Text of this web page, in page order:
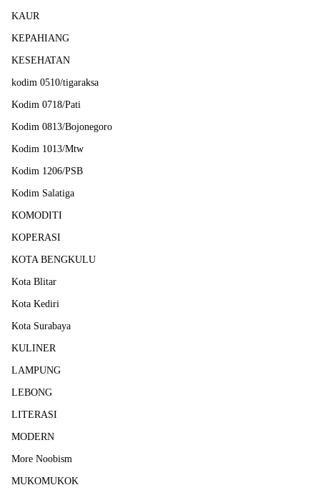
KAUR
KEPAHIANG
KESEHATAN
kodim 0510/tigaraksa
Kodim 0718/Pati
Kodim 0813/Bojonegoro
Kodim 1013/Mtw
Kodim 1206/PSB
Kodim Salatiga
KOMODITI
KOPERASI
KOTA BENGKULU
Kota Blitar
Kota Kediri
Kota Surabaya
KULINER
LAMPUNG
LEBONG
LITERASI
MODERN
More Noobism
MUKOMUKOK